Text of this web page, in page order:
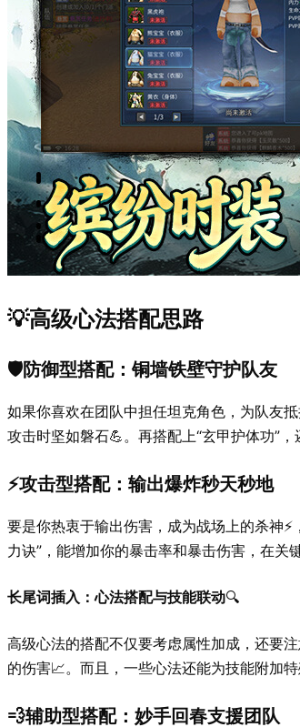
💡高级心法搭配思路
🛡️防御型搭配：铜墙铁壁守护队友
如果你喜欢在团队中担任坦克角色，为队友
攻击时坚如磐石💪。再搭配上“玄甲护体功”
⚡攻击型搭配：输出爆炸秒天秒地
要是你热衷于输出伤害，成为战场上的杀神
力诀”，能增加你的暴击率和暴击伤害，在关
长尾词插入：心法搭配与技能联动🔍
高级心法的搭配不仅要考虑属性加成，还要
的伤害📈。而且，一些心法还能为技能附加
💨辅助型搭配：妙手回春支援团队